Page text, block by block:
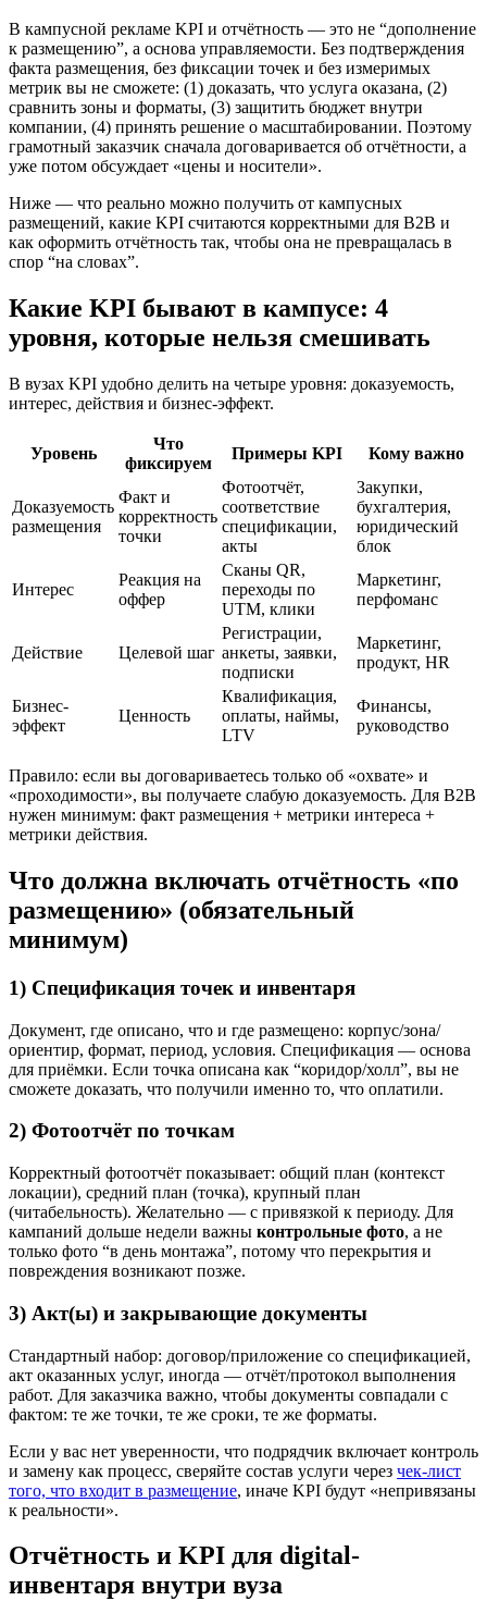
В кампусной рекламе KPI и отчётность — это не “дополнение
к размещению”, а основа управляемости. Без подтверждения
факта размещения, без фиксации точек и без измеримых
метрик вы не сможете: (1) доказать, что услуга оказана, (2)
сравнить зоны и форматы, (3) защитить бюджет внутри
компании, (4) принять решение о масштабировании. Поэтому
грамотный заказчик сначала договаривается об отчётности, а
уже потом обсуждает «цены и носители».
Ниже — что реально можно получить от кампусных
размещений, какие KPI считаются корректными для B2B и
как оформить отчётность так, чтобы она не превращалась в
спор “на словах”.
Какие KPI бывают в кампусе: 4
уровня, которые нельзя смешивать
В вузах KPI удобно делить на четыре уровня: доказуемость,
интерес, действия и бизнес-эффект.
Уровень
Что
фиксируем
Примеры KPI Кому важно
Доказуемость
размещения
Факт и
корректность
точки
Фотоотчёт,
соответствие
спецификации,
акты
Закупки,
бухгалтерия,
юридический
блок
Интерес
Реакция на
оффер
Сканы QR,
переходы по
UTM, клики
Маркетинг,
перфоманс
Действие Целевой шаг
Регистрации,
анкеты, заявки,
подписки
Маркетинг,
продукт, HR
Бизнес-
эффект
Ценность
Квалификация,
оплаты, наймы,
LTV
Финансы,
руководство
Правило: если вы договариваетесь только об «охвате» и
«проходимости», вы получаете слабую доказуемость. Для B2B
нужен минимум: факт размещения + метрики интереса +
метрики действия.
Что должна включать отчётность «по
размещению» (обязательный
минимум)
1) Спецификация точек и инвентаря
Документ, где описано, что и где размещено: корпус/зона/
ориентир, формат, период, условия. Спецификация — основа
для приёмки. Если точка описана как “коридор/холл”, вы не
сможете доказать, что получили именно то, что оплатили.
2) Фотоотчёт по точкам
Корректный фотоотчёт показывает: общий план (контекст
локации), средний план (точка), крупный план
(читабельность). Желательно — с привязкой к периоду. Для
кампаний дольше недели важны контрольные фото, а не
только фото “в день монтажа”, потому что перекрытия и
повреждения возникают позже.
3) Акт(ы) и закрывающие документы
Стандартный набор: договор/приложение со спецификацией,
акт оказанных услуг, иногда — отчёт/протокол выполнения
работ. Для заказчика важно, чтобы документы совпадали с
фактом: те же точки, те же сроки, те же форматы.
Если у вас нет уверенности, что подрядчик включает контроль
и замену как процесс, сверяйте состав услуги через чек-лист
того, что входит в размещение, иначе KPI будут «непривязаны
к реальности».
Отчётность и KPI для digital-
инвентаря внутри вуза